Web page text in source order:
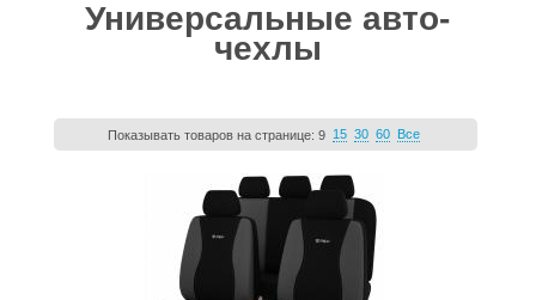
Универсальные авто-
чехлы
Показывать товаров на странице: 9 15 30 60 Все